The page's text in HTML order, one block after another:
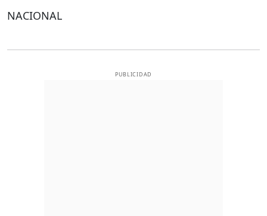
NACIONAL
PUBLICIDAD